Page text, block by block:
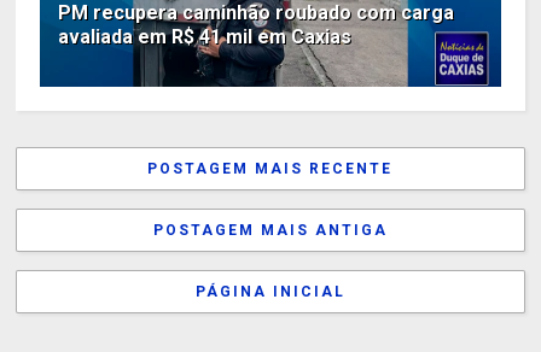
PM recupera caminhão roubado com carga
avaliada em R$ 41 mil em Caxias
POSTAGEM MAIS RECENTE
POSTAGEM MAIS ANTIGA
PÁGINA INICIAL